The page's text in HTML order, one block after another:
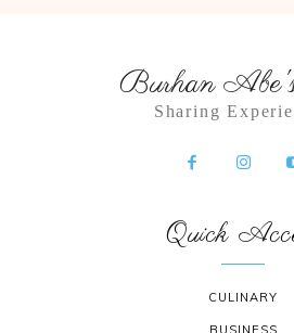
Burhan
Sharing
Quick
CULINARY
BUSINESS